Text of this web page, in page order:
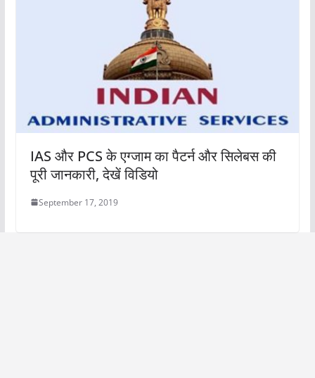
IAS और PCS के एग्जाम का पैटर्न और सिलेबस की
पूरी जानकारी, देखें विडियो
September 17, 2019